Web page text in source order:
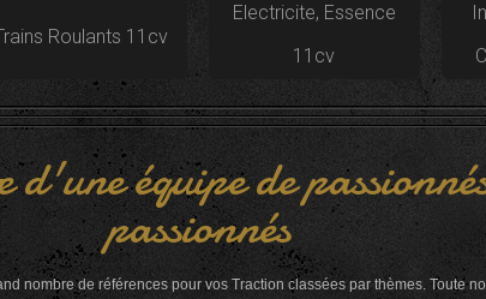
Roulants 11cv
Electricite, Essence
11cv
équipe de
passionnés
nombre de références pour vos Traction classées par thèmes. Toute